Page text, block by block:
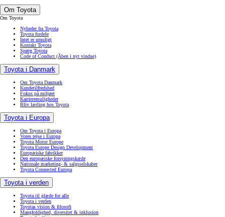
Om Toyota
Om Toyota
Nyheder fra Toyota
Toyota fordele
Intet er umuligt
Kontakt Toyota
Spørg Toyota
Code of Conduct (Åben i nyt vindue)
Toyota i Danmark
Om Toyota Danmark
Kundetilfredshed
Fokus på miljøet
Karrieremuligheder
Bliv lærling hos Toyota
Toyota i Europa
Om Toyota i Europa
Vores rejse i Europa
Toyota Motor Europe
Toyota Europe Design Development
Europæiske fabrikker
Den europæiske forsyningskæde
Nationale marketing- & salgsselskaber
Toyota Connected Europa
Toyota i verden
Toyota til glæde for alle
Toyota i verden
Toyotas vision & filosofi
Mangfoldighed, diversitet & inklusion